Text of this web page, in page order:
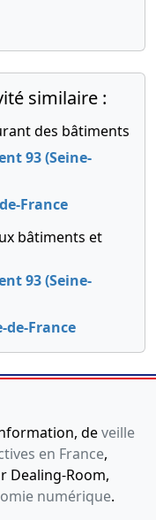
similaire :
des bâtiments
93 (Seine-
France
bâtiments et
93 (Seine-
de-France
deveille
en France,
Dealing-Room,
numérique.